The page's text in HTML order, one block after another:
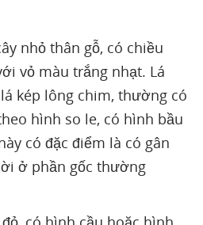
nhỏ thân gỗ, có chiều
vỏ màu trắng nhạt. Lá
kép lông chim, thường có
hình so le, có hình bầu
có đặc điểm là có gân
ở phần gốc thường